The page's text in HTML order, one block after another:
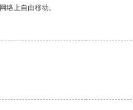
络上自由移动。